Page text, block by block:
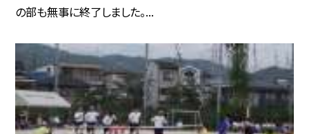
の部も無事に終了しました。...